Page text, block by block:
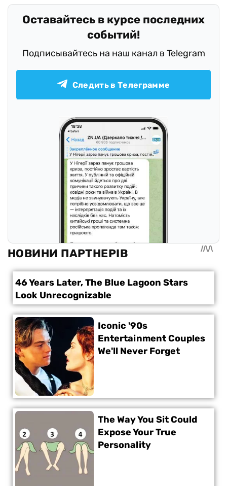
Оставайтесь в курсе последних
событий!
Подписывайтесь на наш канал в Telegram
Следить в Телеграмме